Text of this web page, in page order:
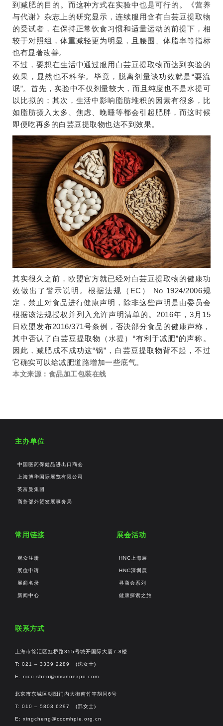
到减肥的目的。而这种方式在实验中也是可行的。《营养
与代谢》杂志上的研究显示，连续服用含有白芸豆提取物
的受试者，在保持正常饮食习惯和适量运动的前提下，相
较于对照组，体重减轻更为明显，且腰围、体脂率等指标
也有显著改善。
不过，要想在生活中通过服用白芸豆提取物而达到实验的
效果，显然也不科学。毕竟，脱离剂量谈功效就是“耍流
氓”。首先，实验中不仅剂量较大，而且纯度也不是水提可
以比拟的；其次，生活中影响脂肪堆积的因素有很多，比
如脂肪摄入太多、焦虑、晚睡等都会引起肥胖，而这时候
即便吃再多的白芸豆提取物也达不到效果。
其实很久之前，欧盟官方就已经对白芸豆提取物的健康功
效做出了警示说明。根据法规（EC） No 1924/2006规
定，禁止对食品进行健康声明，除非这些声明是由委员会
根据该法规授权并列入允许声明清单的。2016年，3月15
日欧盟发布2016/371号条例，否决部分食品的健康声称，
其中否认了白芸豆提取物（水提）“有利于减肥”的声称。
因此，减肥成不成功这“锅”，白芸豆提取物背不起，不过
它确实可以给减肥道路增加一些底气。
本文来源：食品加工包装在线
主办单位
中国医药保健品进出口商会
上海博华国际展览有限公司
英富曼集团
商务部外贸发展事务局
常用链接
观众注册
展位申请
展商名录
新闻中心
展会活动
HNC上海展
HNC深圳展
寻商会系列
健康探索之旅
联系方式
上海市徐汇区虹桥路355号城开国际大厦7-8楼
T: 021 – 3339 2289 (沈女士)
E: nico.shen@imsinoexpo.com
北京市东城区朝阳门内大街南竹竿胡同6号
T: 010 – 5803 6297 (邢女士)
E: xingcheng@cccmhpie.org.cn